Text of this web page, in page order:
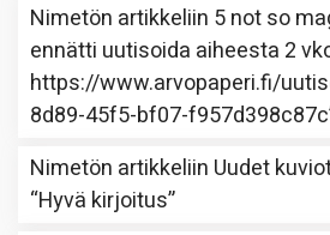
Nimetön artikkeliin 5 not so
ennätti uutisoida aiheesta 2
https://www.arvopaperi.fi/
8d89-45f5-bf07-f957d398c87c
Nimetön artikkeliin Uudet
“Hyvä kirjoitus”